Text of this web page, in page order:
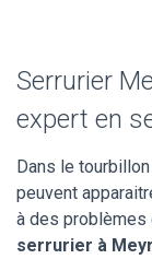
Serrurier
expert en
Dans le
peuvent
à des problèmes
serrurier à